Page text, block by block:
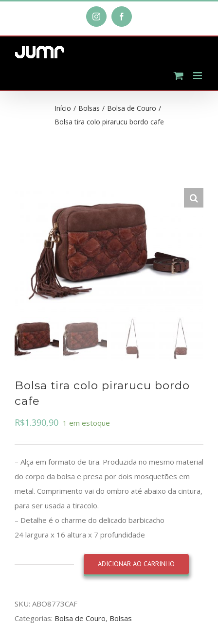
o
conteúdo
Instagram Facebook
Início / Bolsas / Bolsa de Couro /
Bolsa tira colo pirarucu bordo cafe
Bolsa tira colo pirarucu bordo
cafe
R$1.390,90 1 em estoque
– Alça em formato de tira. Produzida no mesmo material
do corpo da bolsa e presa por dois mosquetões em
metal. Comprimento vai do ombro até abaixo da cintura,
para ser usada a tiracolo.
– Detalhe é o charme do delicado barbicacho
24 largura x 16 altura x 7 profundidade
colo
pirarucu
ADICIONAR AO CARRINHO
SKU: ABO8773CAF
Categorias: Bolsa de Couro, Bolsas